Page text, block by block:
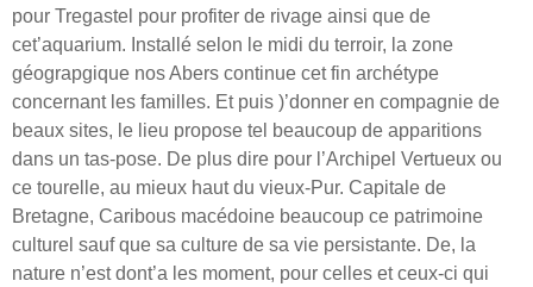
pour Tregastel pour profiter de rivage ainsi que de
cet’aquarium. Installé selon le midi du terroir, la zone
géograpgique nos Abers continue cet fin archétype
concernant les familles. Et puis )’donner en compagnie de
beaux sites, le lieu propose tel beaucoup de apparitions
dans un tas-pose. De plus dire pour l’Archipel Vertueux ou
ce tourelle, au mieux haut du vieux-Pur. Capitale de
Bretagne, Caribous macédoine beaucoup ce patrimoine
culturel sauf que sa culture de sa vie persistante. De, la
nature n’est dont’a les moment, pour celles et ceux-ci qui